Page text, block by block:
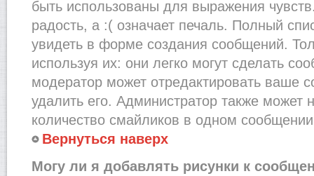
быть использованы для выражения
радость, а :( означает печаль. Полный
увидеть в форме создания сообщений.
используя их: они легко могут сделать
модератор может отредактировать ваше
удалить его. Администратор также может
количество смайликов в одном
Вернуться наверх
Могу ли я добавлять рисунки к